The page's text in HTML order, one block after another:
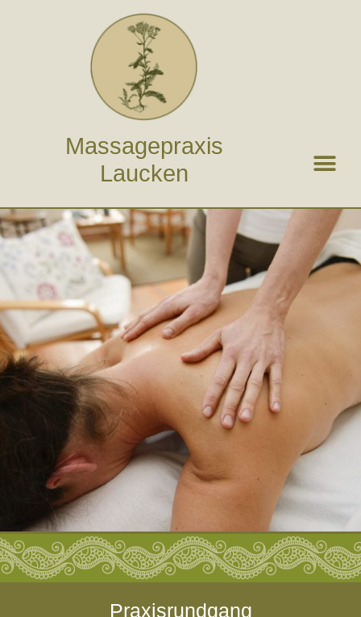
Massagepraxis
Laucken
Praxisrundgang